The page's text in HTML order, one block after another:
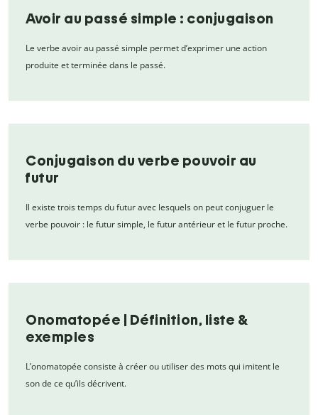
Avoir au passé simple : conjugaison
Le verbe avoir au passé simple permet d’exprimer une action
produite et terminée dans le passé.
Conjugaison du verbe pouvoir au
futur
Il existe trois temps du futur avec lesquels on peut conjuguer le
verbe pouvoir : le futur simple, le futur antérieur et le futur proche.
Onomatopée | Définition, liste &
exemples
L’onomatopée consiste à créer ou utiliser des mots qui imitent le
son de ce qu’ils décrivent.